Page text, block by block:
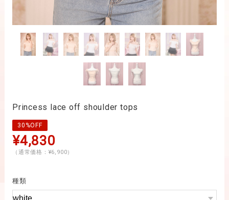
Princess lace off shoulder tops
30%OFF
¥4,830
（通常価格：¥6,900）
種類